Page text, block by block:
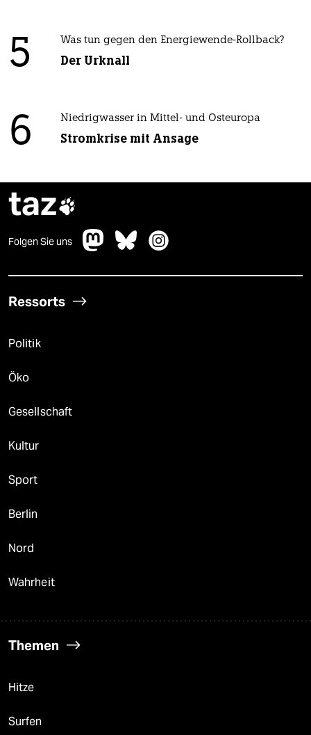
5 Was tun gegen den Energiewende-Rollback?
Der Urknall
6 Niedrigwasser in Mittel- und Osteuropa
Stromkrise mit Ansage
taz
Folgen Sie uns
Ressorts
Politik
Öko
Gesellschaft
Kultur
Sport
Berlin
Nord
Wahrheit
Themen
Hitze
Surfen